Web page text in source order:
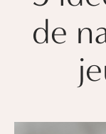
de